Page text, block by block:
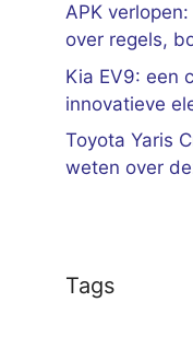
APK
over regels,
Kia EV9: een
innovatieve
Toyota Yaris
weten over
Tags